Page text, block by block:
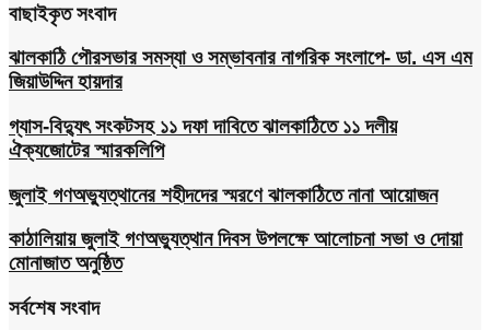
বাছাইকৃত সংবাদ
ঝালকাঠি পৌরসভার সমস্যা ও সম্ভাবনার নাগরিক সংলাপে- ডা. এস এম
জিয়াউদ্দিন হায়দার
গ্যাস-বিদ্যুৎ সংকটসহ ১১ দফা দাবিতে ঝালকাঠিতে ১১ দলীয়
ঐক্যজোটের স্মারকলিপি
জুলাই গণঅভ্যুত্থানের শহীদদের স্মরণে ঝালকাঠিতে নানা আয়োজন
কাঠালিয়ায় জুলাই গণঅভ্যুত্থান দিবস উপলক্ষে আলোচনা সভা ও দোয়া
মোনাজাত অনুষ্ঠিত
সর্বশেষ সংবাদ